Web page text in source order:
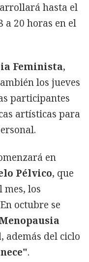
hasta el
a 20 horas en el
Feminista,
los jueves
participantes
artísticas para
en
Pélvico, que
mes, los
octubre se
Menopausia
, además del ciclo
.